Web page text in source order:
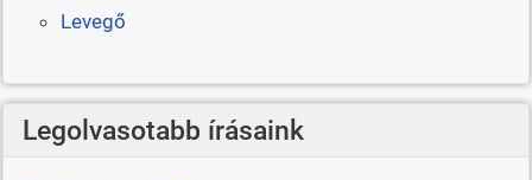
Levegő
Legolvasotabb írásaink